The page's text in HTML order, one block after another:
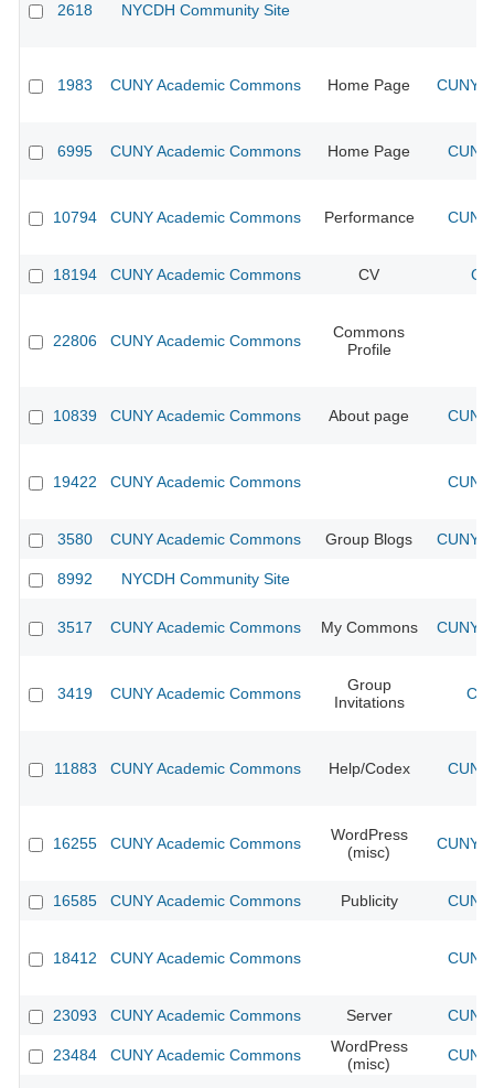
2618 NYCDH Community Site
1983 CUNY Academic Commons Home Page CUNY
6995 CUNY Academic Commons Home Page
10794 CUNY Academic Commons Performance
18194 CUNY Academic Commons CV
22806 CUNY Academic Commons
Commons
Profile
10839 CUNY Academic Commons About page
19422 CUNY Academic Commons
3580 CUNY Academic Commons Group Blogs CUNY
8992 NYCDH Community Site
3517 CUNY Academic Commons My Commons CUNY
3419 CUNY Academic Commons
Group
Invitations
11883 CUNY Academic Commons Help/Codex
16255 CUNY Academic Commons
WordPress
(misc)
CUNY
16585 CUNY Academic Commons Publicity
18412 CUNY Academic Commons
23093 CUNY Academic Commons Server
23484 CUNY Academic Commons
WordPress
(misc)